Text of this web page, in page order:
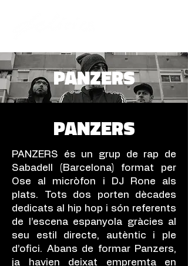
PANZERS
PANZERS
PANZERS és un grup de rap de
Sabadell (Barcelona) format per
Ose al micròfon i DJ Rone als
plats. Tots dos porten dècades
dedicats al hip hop i són referents
de l’escena espanyola gràcies al
seu estil directe, autèntic i ple
d’ofici. Abans de formar Panzers,
ja havien deixat empremta en